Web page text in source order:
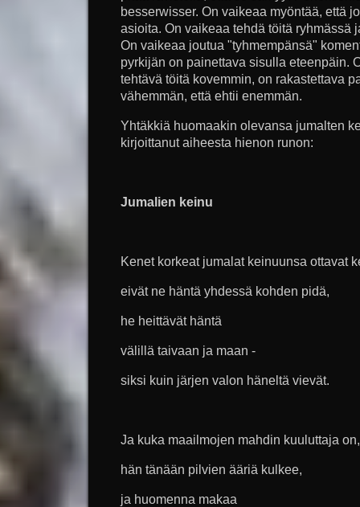
besserwisser. On vaikeaa myöntää, että
asioita. On vaikeaa tehdä töitä ryhmässä
On vaikeaa joutua "tyhmempänsä"
pyrkijän on painettava sisulla eteenpäin.
tehtävä töitä kovemmin, on rakastettava
vähemmän, että ehtii enemmän.
Yhtäkkiä huomaakin olevansa jumalten
kirjoittanut aiheesta hienon runon:
Jumalien keinu
Kenet korkeat jumalat keinuunsa ottavat
eivät ne häntä yhdessä kohden pidä,
he heittävät häntä
välillä taivaan ja maan -
siksi kuin järjen valon häneltä vievät.
Ja kuka maailmojen mahdin kuuluttaja on,
hän tänään pilvien ääriä kulkee,
ja huomenna makaa